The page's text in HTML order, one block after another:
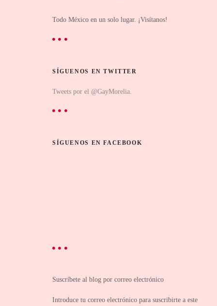
Todo México en un solo lugar. ¡Visítanos!
SÍGUENOS EN TWITTER
Tweets por el @GayMorelia.
SÍGUENOS EN FACEBOOK
Suscríbete al blog por correo electrónico
Introduce tu correo electrónico para suscribirte a este